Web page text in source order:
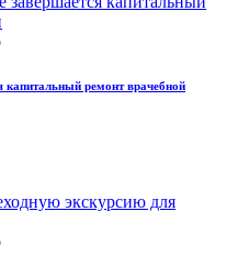
капитальный ремонт врачебной